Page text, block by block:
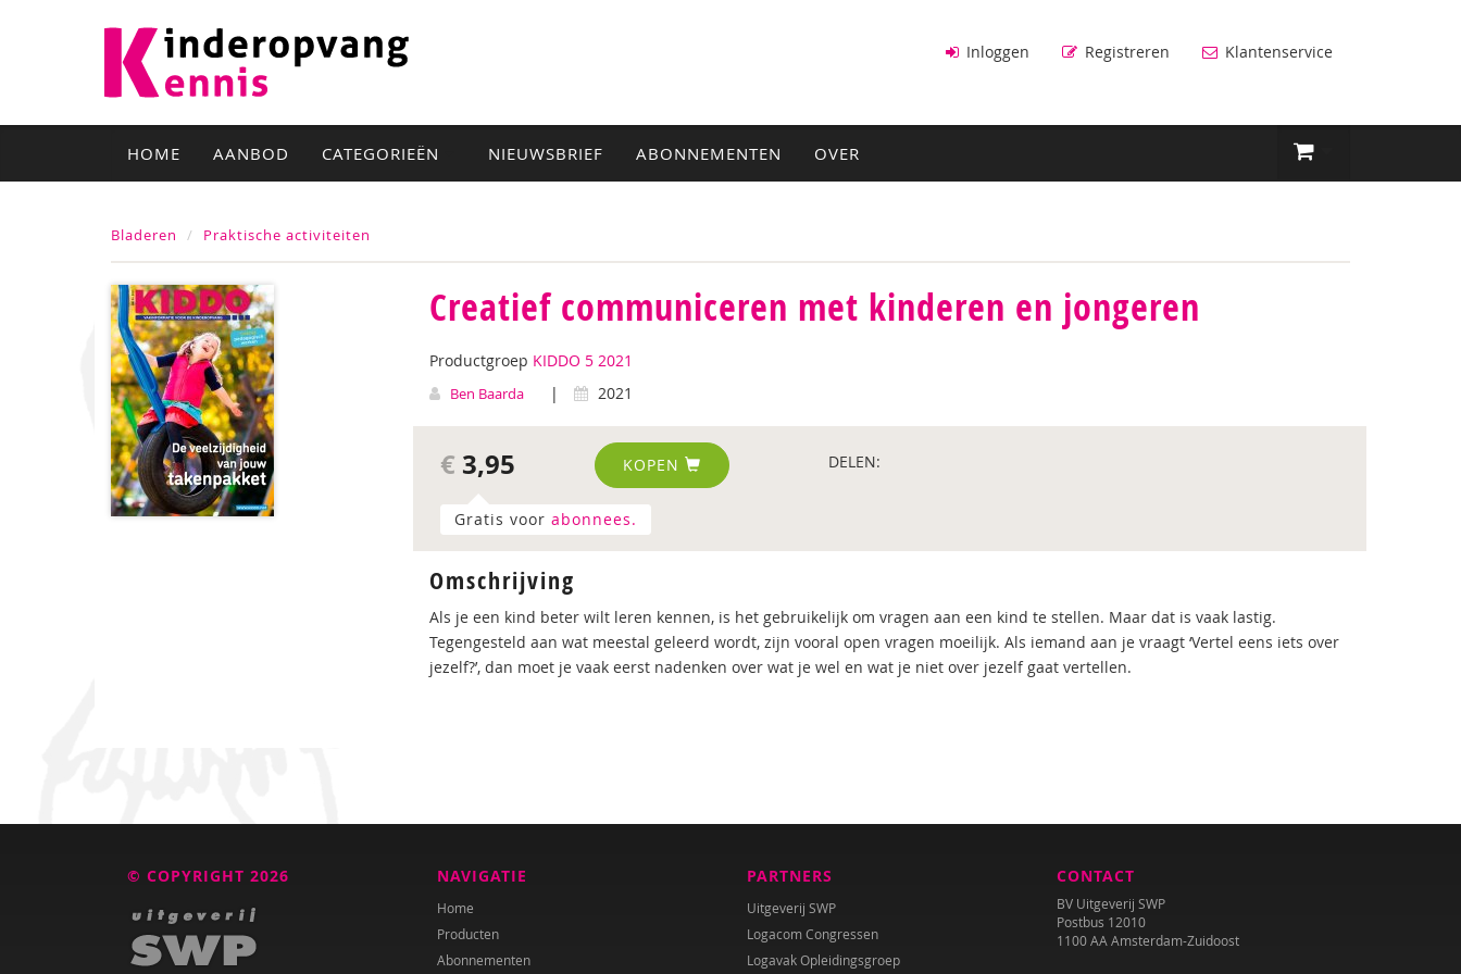
Inloggen Registreren Klantenservice
HOME AANBOD CATEGORIEËN NIEUWSBRIEF ABONNEMENTEN OVER
Bladeren Praktische activiteiten
Creatief communiceren met kinderen en jongeren
Productgroep KIDDO 5 2021
Ben Baarda | 2021
€ 3,95 KOPEN DELEN:
Gratis voor abonnees.
Omschrijving
Als je een kind beter wilt leren kennen, is het gebruikelijk om vragen aan een kind te stellen. Maar dat is vaak lastig.
Tegengesteld aan wat meestal geleerd wordt, zijn vooral open vragen moeilijk. Als iemand aan je vraagt ‘Vertel eens iets over
jezelf?’, dan moet je vaak eerst nadenken over wat je wel en wat je niet over jezelf gaat vertellen.
© COPYRIGHT 2026 NAVIGATIE
Home
Producten
Abonnementen
PARTNERS
Uitgeverij SWP
Logacom Congressen
Logavak Opleidingsgroep
CONTACT
BV Uitgeverij SWP
Postbus 12010
1100 AA Amsterdam-Zuidoost